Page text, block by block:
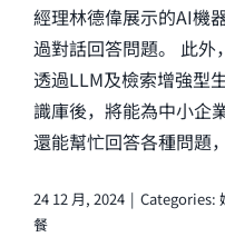
經理林德偉展示的AI機
過對話回答問題。 此外
透過LLM及檢索增強型
識庫後，將能為中小企
還能幫忙回答各種問題
24 12 月, 2024 | Categories:
餐